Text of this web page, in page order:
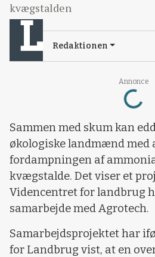
Annonce
Loading...
kvægstalden
Redaktionen
Sammen med skum kan
økologiske landmænd med
fordampningen af
kvægstalde. Det viser et
Videncentret for landbrug
samarbejde med Agrotech.
Samarbejdsprojektet har
for Landbrug vist, at en